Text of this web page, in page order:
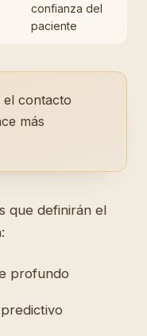
confianza del
paciente
el contacto
más
que definirán el
profundo